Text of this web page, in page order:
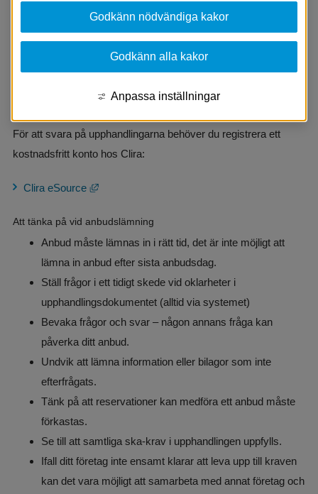
Aneby kommuns upphandlingar
Alla upphandlingar som annonseras från Aneby kommun hittar
Anebys upphandlingar i eSource Länk till annan webbplats,
För att svara på upphandlingarna behöver du registrera ett
kostnadsfritt konto hos Clira:
Clira eSource Länk till annan webbplats, öppnas i nytt fönster.
Att tänka på vid anbudslämning
Anbud måste lämnas in i rätt tid, det är inte möjligt att
lämna in anbud efter sista anbudsdag.
Ställ frågor i ett tidigt skede vid oklarheter i
upphandlingsdokumentet (alltid via systemet)
Bevaka frågor och svar – någon annans fråga kan
påverka ditt anbud.
Undvik att lämna information eller bilagor som inte
efterfrågats.
Tänk på att reservationer kan medföra ett anbud måste
förkastas.
Se till att samtliga ska-krav i upphandlingen uppfylls.
Ifall ditt företag inte ensamt klarar att leva upp till kraven
kan det vara möjligt att samarbeta med annat företag och
Godkänn nödvändiga kakor
Godkänn alla kakor
Anpassa inställningar